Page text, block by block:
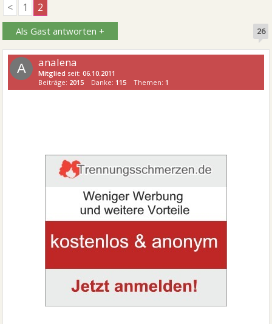
<
1 2
Als Gast antworten + 26
A analena
Mitglied seit:06.10.2011
Beiträge: 2015 Danke: 115 Themen: 1